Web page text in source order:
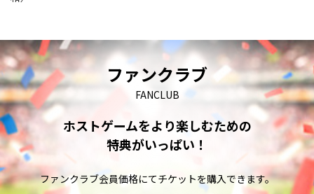
ファンクラブ
FANCLUB
ホストゲームをより楽しむための
特典がいっぱい！
ファンクラブ会員価格にてチケットを購入できます。